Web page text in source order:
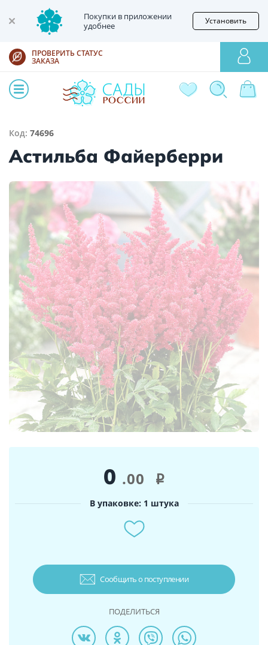
Покупки в приложении
удобнее
Установить
ПРОВЕРИТЬ СТАТУС
ЗАКАЗА
Код: 74696
Астильба Файерберри
0 .00 i
В упаковке: 1 штука
Сообщить о поступлении
ПОДЕЛИТЬСЯ